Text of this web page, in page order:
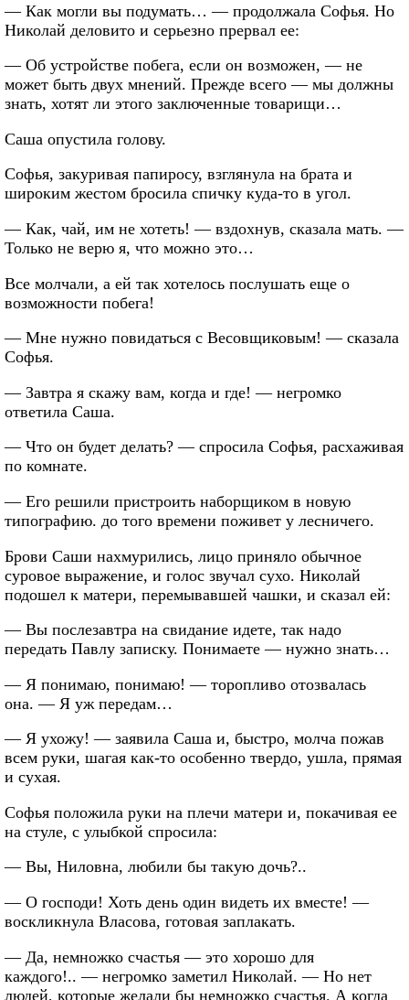
— Как могли вы подумать… — продолжала Софья. Но
Николай деловито и серьезно прервал ее:
— Об устройстве побега, если он возможен, — не
может быть двух мнений. Прежде всего — мы должны
знать, хотят ли этого заключенные товарищи…
Саша опустила голову.
Софья, закуривая папиросу, взглянула на брата и
широким жестом бросила спичку куда-то в угол.
— Как, чай, им не хотеть! — вздохнув, сказала мать. —
Только не верю я, что можно это…
Все молчали, а ей так хотелось послушать еще о
возможности побега!
— Мне нужно повидаться с Весовщиковым! — сказала
Софья.
— Завтра я скажу вам, когда и где! — негромко
ответила Саша.
— Что он будет делать? — спросила Софья, расхаживая
по комнате.
— Его решили пристроить наборщиком в новую
типографию. до того времени поживет у лесничего.
Брови Саши нахмурились, лицо приняло обычное
суровое выражение, и голос звучал сухо. Николай
подошел к матери, перемывавшей чашки, и сказал ей:
— Вы послезавтра на свидание идете, так надо
передать Павлу записку. Понимаете — нужно знать…
— Я понимаю, понимаю! — торопливо отозвалась
она. — Я уж передам…
— Я ухожу! — заявила Саша и, быстро, молча пожав
всем руки, шагая как-то особенно твердо, ушла, прямая
и сухая.
Софья положила руки на плечи матери и, покачивая ее
на стуле, с улыбкой спросила:
— Вы, Ниловна, любили бы такую дочь?..
— О господи! Хоть день один видеть их вместе! —
воскликнула Власова, готовая заплакать.
— Да, немножко счастья — это хорошо для
каждого!.. — негромко заметил Николай. — Но нет
людей, которые желали бы немножко счастья. А когда